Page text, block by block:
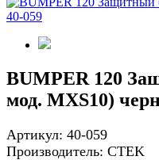
BUMPER 120
мод. MXS10)
Артикул: 40-059
Производитель: CTEK